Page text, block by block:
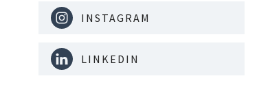
INSTAGRAM
LINKEDIN